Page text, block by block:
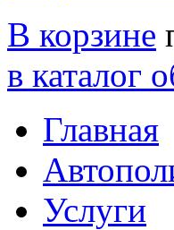
В корзине
в каталог
Главная
Услуги